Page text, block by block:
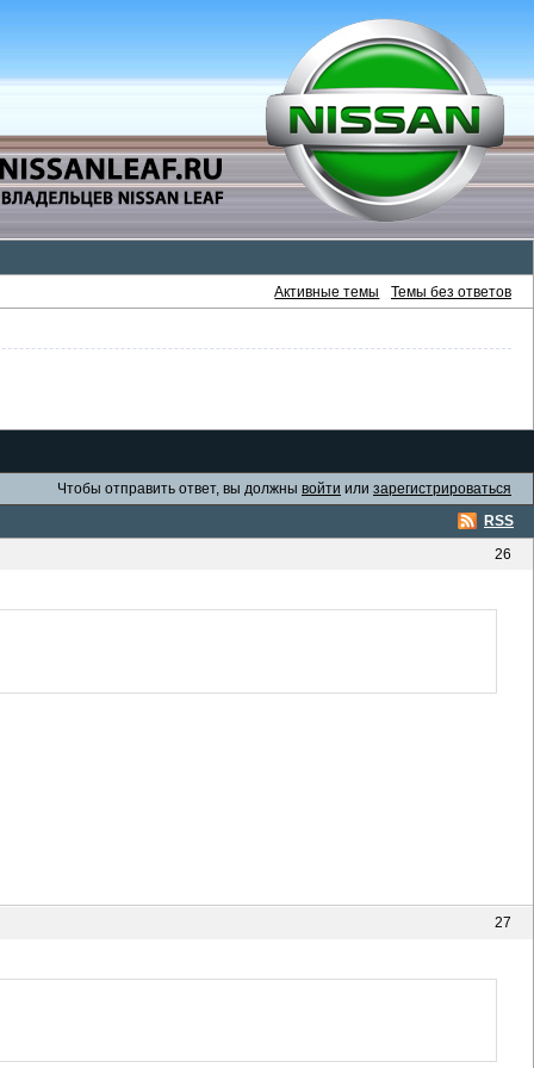
Активные темы Темы без ответов
Чтобы отправить ответ, вы должны войти или зарегистрироваться
RSS
26
27